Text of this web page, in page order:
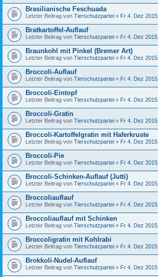
Brasilianische Feschuada
Letzter Beitrag von Tierschutzpartei « Fr 4. Dez
Bratkartoffel-Auflauf
Letzter Beitrag von Tierschutzpartei « Fr 4. Dez
Braunkohl mit Pinkel (Bremer Art)
Letzter Beitrag von Tierschutzpartei « Fr 4. Dez
Broccoli-Auflauf
Letzter Beitrag von Tierschutzpartei « Fr 4. Dez
Broccoli-Eintopf
Letzter Beitrag von Tierschutzpartei « Fr 4. Dez
Broccoli-Gratin
Letzter Beitrag von Tierschutzpartei « Fr 4. Dez
Broccoli-Kartoffelgratin mit Haferkruste
Letzter Beitrag von Tierschutzpartei « Fr 4. Dez
Broccoli-Pie
Letzter Beitrag von Tierschutzpartei « Fr 4. Dez
Broccoli-Schinken-Auflauf (Jutti)
Letzter Beitrag von Tierschutzpartei « Fr 4. Dez
Broccoliauflauf
Letzter Beitrag von Tierschutzpartei « Fr 4. Dez
Broccoliauflauf mit Schinken
Letzter Beitrag von Tierschutzpartei « Fr 4. Dez
Broccoligratin mit Kohlrabi
Letzter Beitrag von Tierschutzpartei « Fr 4. Dez
Brokkoli-Nudel-Auflauf
Letzter Beitrag von Tierschutzpartei « Fr 4. Dez